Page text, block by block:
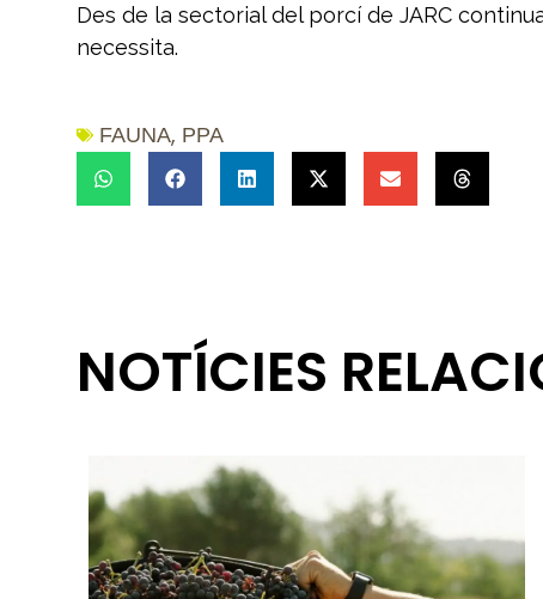
Des de la sectorial del porcí de JARC
necessita.
FAUNA, PPA
NOTÍCIES